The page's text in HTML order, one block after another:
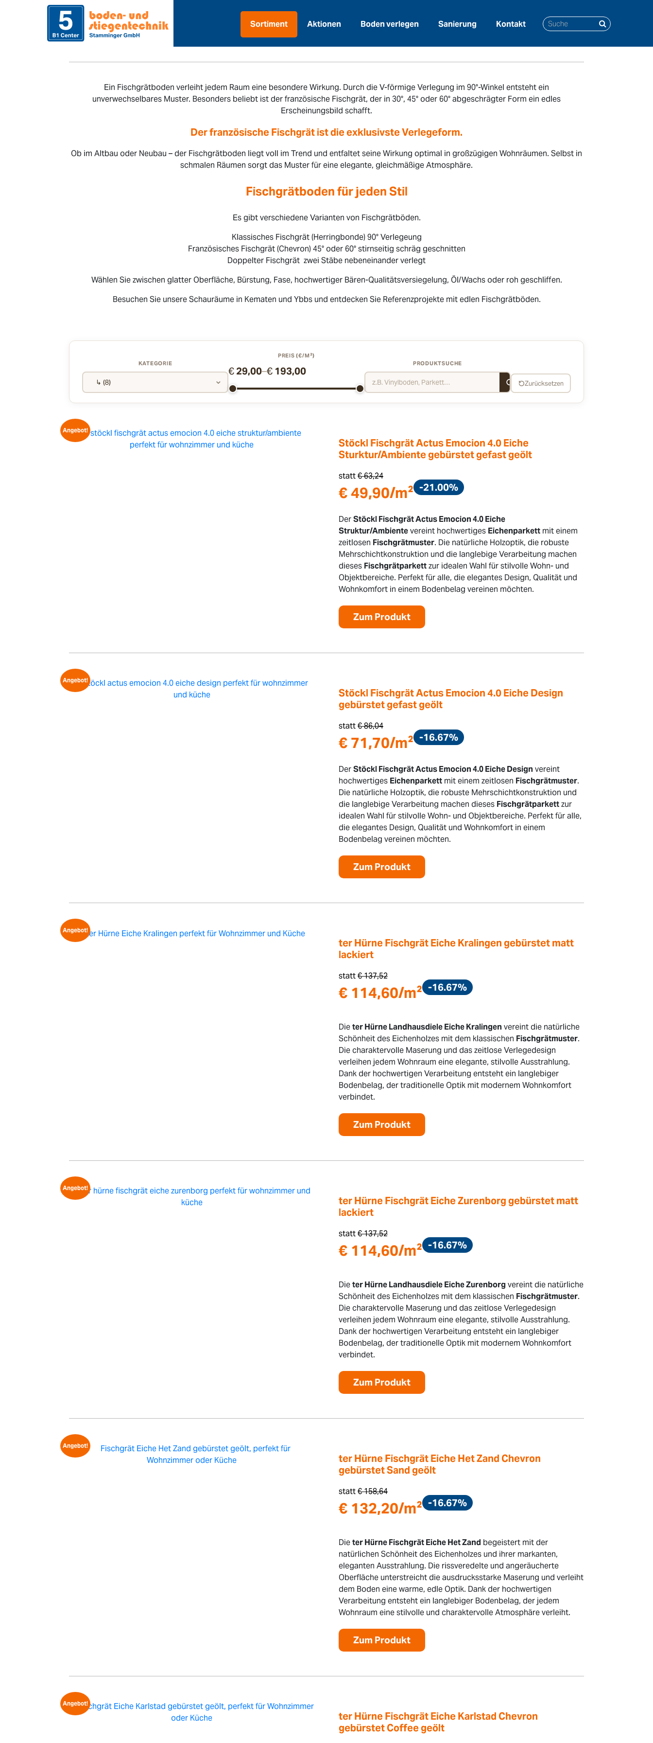
Sortiment Aktionen Boden verlegen Sanierung Kontakt
Home > Sortiment
Ein Fischgrätboden verleiht jedem Raum eine besondere Wirkung. Durch die V-förmige Verlegung im 90°-Winkel entsteht ein
unverwechselbares Muster. Besonders beliebt ist der französische Fischgrät, der in 30°, 45° oder 60° abgeschrägter Form ein edles
Erscheinungsbild schafft.
Der französische Fischgrät ist die exklusivste Verlegeform.
Ob im Altbau oder Neubau – der Fischgrätboden liegt voll im Trend und entfaltet seine Wirkung optimal in großzügigen Wohnräumen. Selbst in
schmalen Räumen sorgt das Muster für eine elegante, gleichmäßige Atmosphäre.
Fischgrätboden für jeden Stil
Es gibt verschiedene Varianten von Fischgrätböden.
Klassisches Fischgrät (Herringbonde) 90° Verlegeung
Französisches Fischgrät (Chevron) 45° oder 60° stirnseitig schräg geschnitten
Doppelter Fischgrät zwei Stäbe nebeneinander verlegt
Wählen Sie zwischen glatter Oberfläche, Bürstung, Fase, hochwertiger Bären-Qualitätsversiegelung, Öl/Wachs oder roh geschliffen.
Besuchen Sie unsere Schauräume in Kematen und Ybbs und entdecken Sie Referenzprojekte mit edlen Fischgrätböden.
KATEGORIE
⌄
PREIS (€/M²)
€29,00–€193,00
PRODUKTSUCHE
Zurücksetzen
Angebot!
Stöckl Fischgrät Actus Emocion 4.0 Eiche
Sturktur/Ambiente gebürstet gefast geölt
statt€63,24
€49,90/m² -21.00%
DerStöckl Fischgrät Actus Emocion 4.0 Eiche
Struktur/Ambientevereint hochwertiges Eichenparkett mit einem
zeitlosen Fischgrätmuster. Die natürliche Holzoptik, die robuste
Mehrschichtkonstruktion und die langlebige Verarbeitung machen
dieses Fischgrätparkettzur idealen Wahl für stilvolle Wohn- und
Objektbereiche. Perfekt für alle, die elegantes Design, Qualität und
Wohnkomfort in einem Bodenbelag vereinen möchten.
Zum Produkt
Angebot!
Stöckl Fischgrät Actus Emocion 4.0 Eiche Design
gebürstet gefast geölt
statt€86,04
€ 71,70/m² -16.67%
DerStöckl Fischgrät Actus Emocion 4.0 Eiche Design vereint
hochwertiges Eichenparkett mit einem zeitlosen Fischgrätmuster.
Die natürliche Holzoptik, die robuste Mehrschichtkonstruktion und
die langlebige Verarbeitung machen dieses Fischgrätparkettzur
idealen Wahl für stilvolle Wohn- und Objektbereiche. Perfekt für alle,
die elegantes Design, Qualität und Wohnkomfort in einem
Bodenbelag vereinen möchten.
Zum Produkt
Angebot!
ter Hürne Fischgrät Eiche Kralingen gebürstet matt
lackiert
statt€137,52
€ 114,60/m² -16.67%
Dieter Hürne Landhausdiele Eiche Kralingen vereint die natürliche
Schönheit des Eichenholzes mit dem klassischen Fischgrätmuster.
Die charaktervolle Maserung und das zeitlose Verlegedesign
verleihen jedem Wohnraum eine elegante, stilvolle Ausstrahlung.
Dank der hochwertigen Verarbeitung entsteht ein langlebiger
Bodenbelag, der traditionelle Optik mit modernem Wohnkomfort
verbindet.
Zum Produkt
Angebot!
ter Hürne Fischgrät Eiche Zurenborg gebürstet matt
lackiert
statt€137,52
€ 114,60/m² -16.67%
Dieter Hürne Landhausdiele Eiche Zurenborg vereint die natürliche
Schönheit des Eichenholzes mit dem klassischen Fischgrätmuster.
Die charaktervolle Maserung und das zeitlose Verlegedesign
verleihen jedem Wohnraum eine elegante, stilvolle Ausstrahlung.
Dank der hochwertigen Verarbeitung entsteht ein langlebiger
Bodenbelag, der traditionelle Optik mit modernem Wohnkomfort
verbindet.
Zum Produkt
Angebot!
ter Hürne Fischgrät Eiche Het Zand Chevron
gebürstet Sand geölt
statt€158,64
€ 132,20/m² -16.67%
Dieter Hürne Fischgrät Eiche Het Zand begeistert mit der
natürlichen Schönheit des Eichenholzes und ihrer markanten,
eleganten Ausstrahlung. Die rissveredelte und angeräucherte
Oberfläche unterstreicht die ausdrucksstarke Maserung und verleiht
dem Boden eine warme, edle Optik. Dank der hochwertigen
Verarbeitung entsteht ein langlebiger Bodenbelag, der jedem
Wohnraum eine stilvolle und charaktervolle Atmosphäre verleiht.
Zum Produkt
Angebot!
ter Hürne Fischgrät Eiche Karlstad Chevron
gebürstet Coffee geölt